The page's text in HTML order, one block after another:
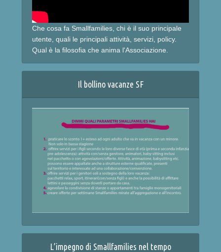
Che cosa fa Smallfamilies, chi è il suo principale
utente, quali le principali attività, servizi, policy.
Qual è la filosofia che anima l'Associazione.
Il bollino vacanze SF
L’impegno di Smallfamilies nel tempo